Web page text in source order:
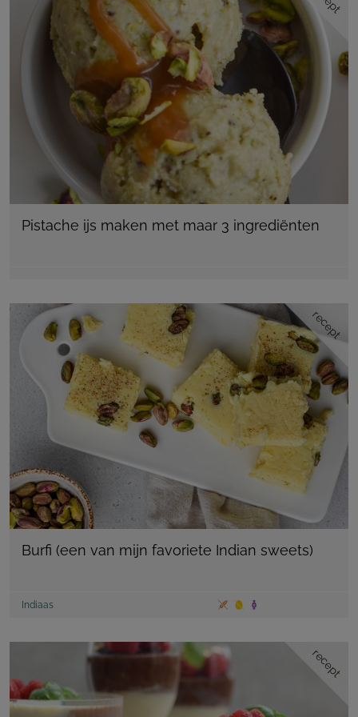
Pistache ijs maken met maar 3 ingrediënten
recept
Burfi (een van mijn favoriete Indian sweets)
Indiaas
recept